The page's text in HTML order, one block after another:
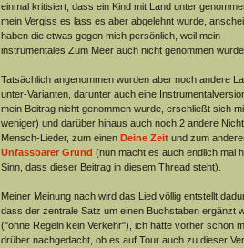
einmal kritisiert, dass ein Kind mit Land unter
mein Vergiss es lass es aber abgelehnt wurde,
haben die etwas gegen mich persönlich, weil mein
instrumentales Zum Meer auch nicht genommen wurde.
Tatsächlich angenommen wurden aber noch andere
unter-Varianten, darunter auch eine
mein Beitrag nicht genommen wurde, erschließt sich
weniger) und darüber hinaus auch noch 2 andere
Mensch-Lieder, zum einen Deine Zeitund zum
Unfassbarer Grund (nun macht es auch endlich mal
Sinn, dass dieser Beitrag in diesem Thread steht).
Meiner Meinung nach wird das Lied völlig entstellt
dass der zentrale Satz um einen Buchstaben ergänzt
("ohne Regeln kein Verkehr"), ich hatte vorher schon
drüber nachgedacht, ob es auf Tour auch zu dieser